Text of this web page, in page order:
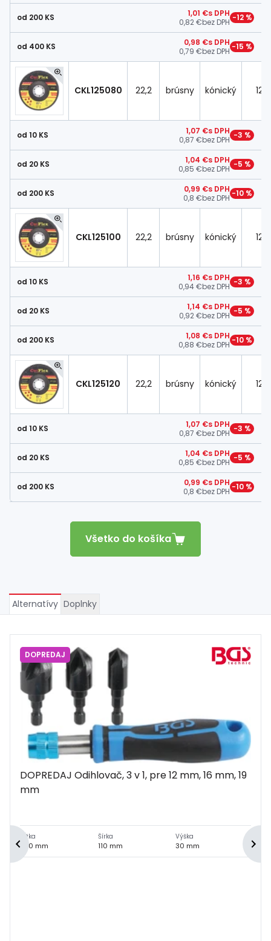
od 200 KS 1,01 €s DPH
0,82 €bez DPH −12 %
od 400 KS 0,98 €s DPH
0,79 €bez DPH −15 %
CKL125080 22,2 brúsny kónický 125
od 10 KS 1,07 €s DPH
0,87 €bez DPH −3 %
od 20 KS 1,04 €s DPH
0,85 €bez DPH −5 %
od 200 KS 0,99 €s DPH
0,8 €bez DPH −10 %
CKL125100 22,2 brúsny kónický 125
od 10 KS 1,16 €s DPH
0,94 €bez DPH −3 %
od 20 KS 1,14 €s DPH
0,92 €bez DPH −5 %
od 200 KS 1,08 €s DPH
0,88 €bez DPH −10 %
CKL125120 22,2 brúsny kónický 125
od 10 KS 1,07 €s DPH
0,87 €bez DPH −3 %
od 20 KS 1,04 €s DPH
0,85 €bez DPH −5 %
od 200 KS 0,99 €s DPH
0,8 €bez DPH −10 %
Všetko do košíka
Alternatívy Doplnky
DOPREDAJ
DOPREDAJ Odihlovač, 3 v 1, pre 12 mm, 16 mm, 19
mm
Dĺžka
240 mm
Šírka
110 mm
Výška
30 mm